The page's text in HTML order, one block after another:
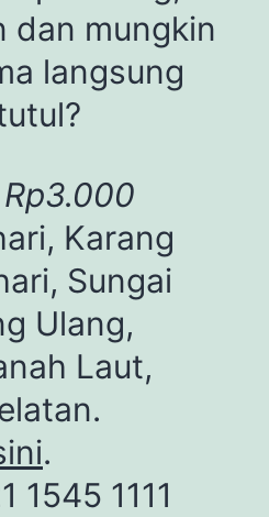
dan mungkin
langsung
Rp3.000
Karang
Sungai
Ulang,
Laut,
.
1545 1111